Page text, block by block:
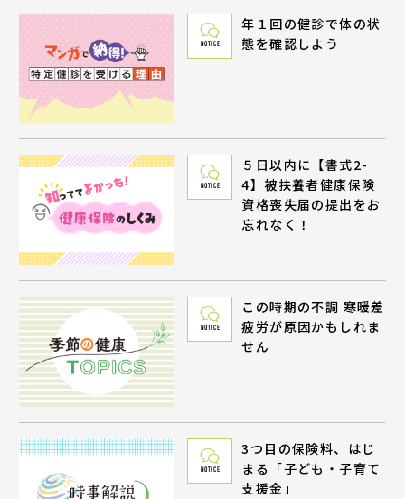
NOTICE
年１回の健診で体の状
態を確認しよう
NOTICE
５日以内に【書式2-
4】被扶養者健康保険
資格喪失届の提出をお
忘れなく！
NOTICE
この時期の不調 寒暖差
疲労が原因かもしれま
せん
NOTICE
3つ目の保険料、はじ
まる「子ども・子育て
支援金」